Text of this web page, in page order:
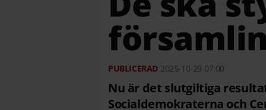
2025-10-29 07:00
Nu är det slutgiltiga
Socialdemokraterna och